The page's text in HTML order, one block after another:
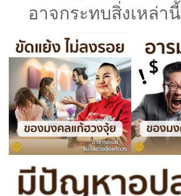
อาจกระทบสิ่งเหล่านี้